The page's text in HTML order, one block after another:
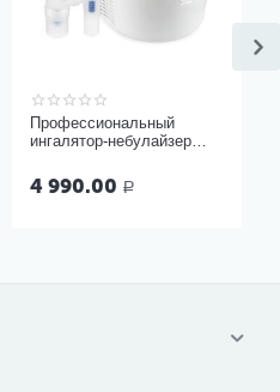
Профессиональный
ингалятор-небулайзер
4 990.00 Р